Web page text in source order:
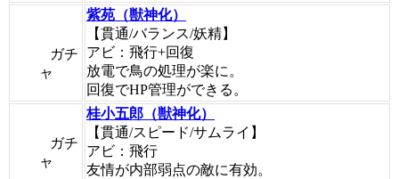
ガチ
ャ
紫苑（獣神化）
【貫通/バランス/妖精】
アビ：飛行+回復
放電で鳥の処理が楽に。
回復でHP管理ができる。
ガチ
ャ
桂小五郎（獣神化）
【貫通/スピード/サムライ】
アビ：飛行
友情が内部弱点の敵に有効。